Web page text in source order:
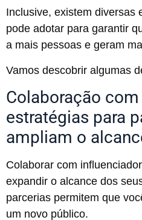
Inclusive, existem diversas
pode adotar para garantir
a mais pessoas e geram
Vamos descobrir algumas
Colaboração
estratégias para
ampliam o
Colaborar com
expandir o alcance dos
parcerias permitem que
um novo público.